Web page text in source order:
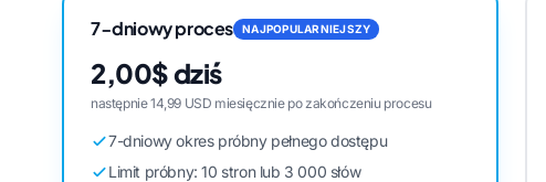
7-dniowy proces NAJPOPULARNIEJSZY
2,00$ dziś
następnie 14,99 USD miesięcznie po zakończeniu procesu
7-dniowy okres próbny pełnego dostępu
Limit próbny: 10 stron lub 3 000 słów